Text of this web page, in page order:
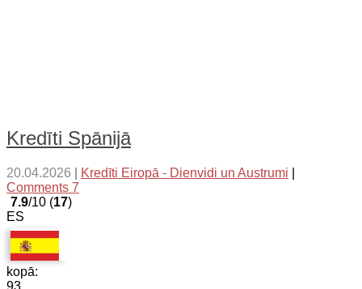
Kredīti Spānijā
20.04.2026 Kredīti Eiropā - Dienvidi un Austrumi
Comments 7
7.9/10 (17)
ES
kopā:
93